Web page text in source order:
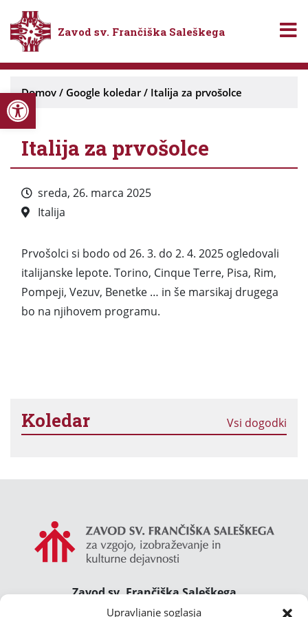
Open toolbar
Upravljanje soglasja
Zavod sv. Frančiška Saleškega
Domov / Google koledar/ Italija za prvošolce
Italija za prvošolce
sreda, 26. marca 2025
Italija
Prvošolci si bodo od 26. 3. do 2. 4. 2025 ogledovali
italijanske lepote. Torino, Cinque Terre, Pisa, Rim,
Pompeji, Vezuv, Benetke … in še marsikaj drugega
bo na njihovem programu.
Koledar Vsi dogodki
Zavod sv. Frančiška Saleškega
Gimnazija Želimlje ° Dom Janeza Boska ° Majcnov